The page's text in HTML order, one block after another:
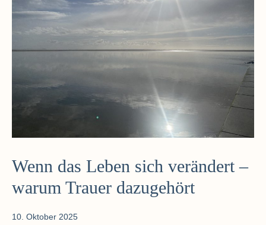
Wenn das Leben sich verändert –
warum Trauer dazugehört
10. Oktober 2025